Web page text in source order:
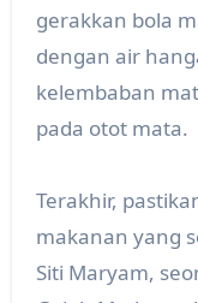
gerakkan bola
dengan air
kelembaban
pada otot mata.
Terakhir,
makanan yang
Siti Maryam,